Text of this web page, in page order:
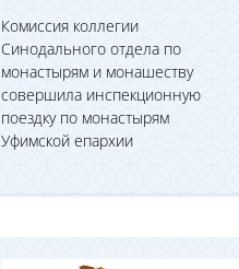
Комиссия коллегии
Синодального отдела по
монастырям и монашеству
совершила инспекционную
поездку по монастырям
Уфимской епархии